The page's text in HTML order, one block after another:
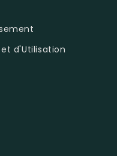
d'Utilisation